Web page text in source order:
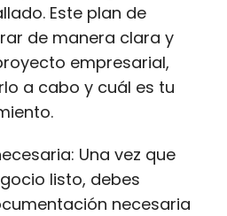
Este plan de
de manera clara y
empresarial,
a cabo y cuál es tu
Una vez que
listo, debes
necesaria